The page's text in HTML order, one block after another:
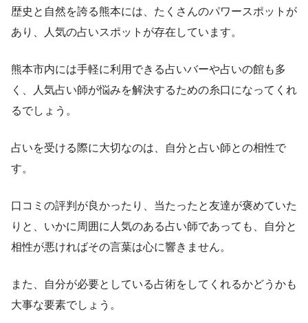
歴史と自然を誇る熊本には、たくさんのパワースポットが
あり、人気の占いスポットが存在しています。
熊本市内には手軽に利用できる占いバーや占いの館も多
く、人気占い師が悩みを解決するための糸口になってくれ
るでしょう。
占いを受ける際に大切なのは、自分と占い師との相性で
す。
口コミの評判が良かったり、当たったと友達が褒めていた
りと、いかに周囲に人気のある占い師であっても、自分と
相性が悪ければその言葉は心に響きません。
また、自分が必要としている占術をしてくれるかどうかも
大事な要素でしょう。